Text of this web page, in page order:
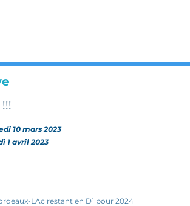
10 mars 2023
1 avril 2023
LAc restant en D1 pour 2024